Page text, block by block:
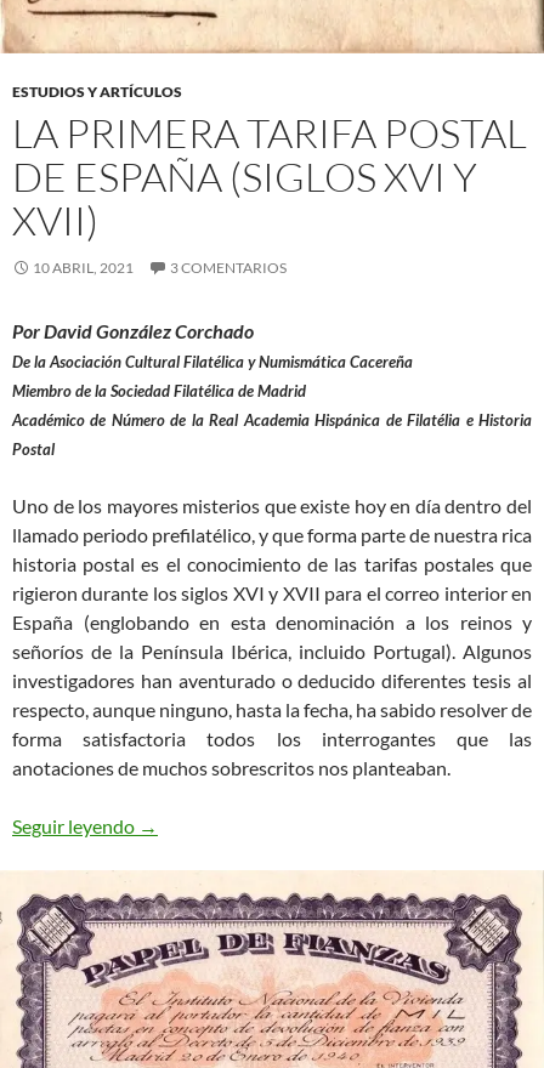
ESTUDIOS Y ARTÍCULOS
LA PRIMERA TARIFA POSTAL
DE ESPAÑA (SIGLOS XVI Y
XVII)
10 ABRIL, 2021 3 COMENTARIOS
Por David González Corchado
De la Asociación Cultural Filatélica y Numismática Cacereña
Miembro de la Sociedad Filatélica de Madrid
Académico de Número de la Real Academia Hispánica de Filatélia e Historia
Postal
Uno de los mayores misterios que existe hoy en día dentro del
llamado periodo prefilatélico, y que forma parte de nuestra rica
historia postal es el conocimiento de las tarifas postales que
rigieron durante los siglos XVI y XVII para el correo interior en
España (englobando en esta denominación a los reinos y
señoríos de la Península Ibérica, incluido Portugal). Algunos
investigadores han aventurado o deducido diferentes tesis al
respecto, aunque ninguno, hasta la fecha, ha sabido resolver de
forma satisfactoria todos los interrogantes que las
anotaciones de muchos sobrescritos nos planteaban.
Seguir leyendo La primera tarifa postal de España (Siglos XVI y
→